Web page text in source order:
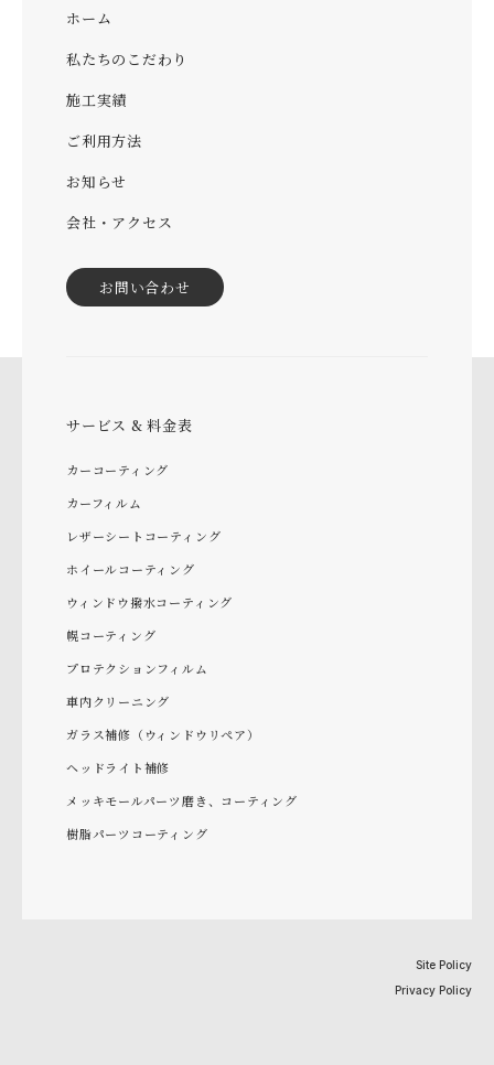
ホーム
私たちのこだわり
施工実績
ご利用方法
お知らせ
会社・アクセス
お問い合わせ
サービス & 料金表
カーコーティング
カーフィルム
レザーシートコーティング
ホイールコーティング
ウィンドウ撥水コーティング
幌コーティング
プロテクションフィルム
車内クリーニング
ガラス補修（ウィンドウリペア）
ヘッドライト補修
メッキモールパーツ磨き、コーティング
樹脂パーツコーティング
Site Policy
Privacy Policy